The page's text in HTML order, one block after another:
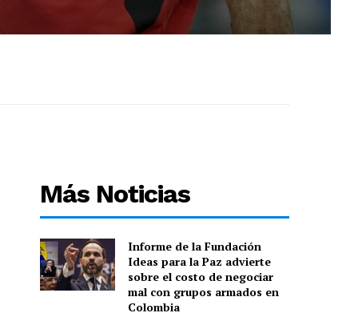
Más Noticias
Informe de la Fundación
Ideas para la Paz advierte
sobre el costo de negociar
mal con grupos armados en
Colombia